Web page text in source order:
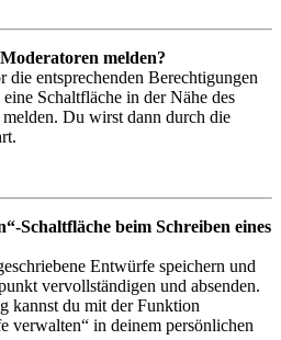
melden?
die entsprechenden Berechtigungen
Schaltfläche in der Nähe des
Du wirst dann durch die
Schaltfläche beim Schreiben eines
Entwürfe speichern und
vervollständigen und absenden.
kannst du mit der Funktion
verwalten“ in deinem persönlichen